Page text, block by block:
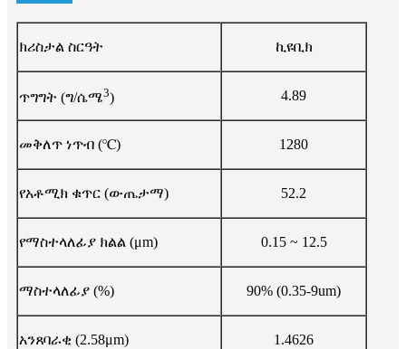
ክሪስታል ስርዓት ኪዩቢክ
ጥግግት (ግ/ሴሜ3) 4.89
መቅለጥ ነጥብ (℃) 1280
የአቶሚክ ቁጥር (ውጤታማ) 52.2
የማስተላለፊያ ክልል (μm) 0.15 ~ 12.5
ማስተላለፊያ (%) 90% (0.35-9um)
አንጸባራቂ (2.58μm) 1.4626